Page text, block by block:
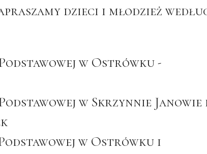
dzieci i młodzież
w Ostrówku -
w Skrzynnie Janowie
w Ostrówku i